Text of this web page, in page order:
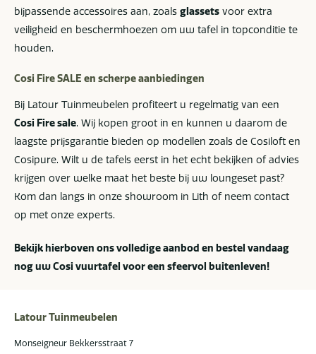
bijpassende accessoires aan, zoals glassets voor extra
veiligheid en beschermhoezen om uw tafel in topconditie te
houden.
Cosi Fire SALE en scherpe aanbiedingen
Bij Latour Tuinmeubelen profiteert u regelmatig van een
Cosi Fire sale. Wij kopen groot in en kunnen u daarom de
laagste prijsgarantie bieden op modellen zoals de Cosiloft en
Cosipure. Wilt u de tafels eerst in het echt bekijken of advies
krijgen over welke maat het beste bij uw loungeset past?
Kom dan langs in onze showroom in Lith of neem contact
op met onze experts.
Bekijk hierboven ons volledige aanbod en bestel vandaag
nog uw Cosi vuurtafel voor een sfeervol buitenleven!
Latour Tuinmeubelen
Monseigneur Bekkersstraat 7